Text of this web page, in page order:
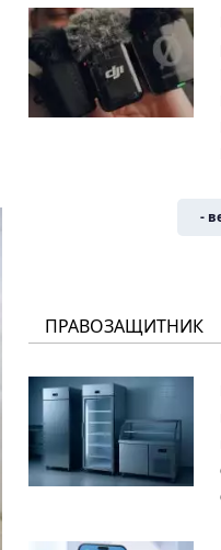
-
ПРАВОЗАЩИТНИК